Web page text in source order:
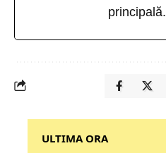
principală.
‎‎‎‎‎‎‎ULTIMA ORA